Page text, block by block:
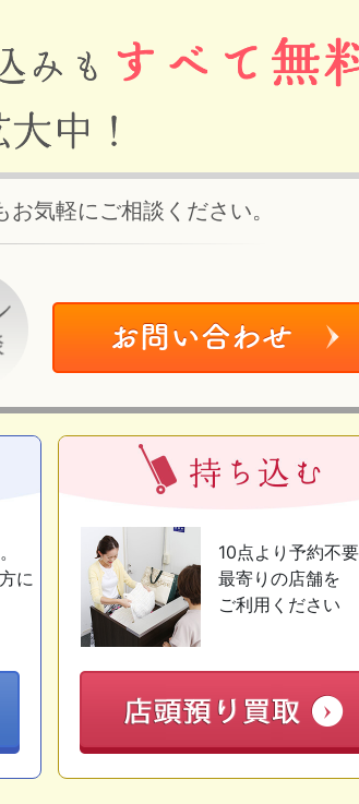
気軽にご相談ください。
に
10点より予約不要
最寄りの店舗を
ご利用ください